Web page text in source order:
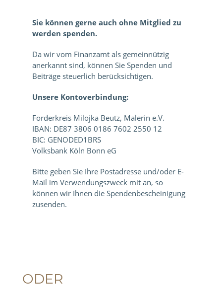
Sie können gerne auch ohne Mitglied zu
werden spenden.
Da wir vom Finanzamt als gemeinnützig
anerkannt sind, können Sie Spenden und
Beiträge steuerlich berücksichtigen.
Unsere Kontoverbindung:
Förderkreis Milojka Beutz, Malerin e.V.
IBAN: DE87 3806 0186 7602 2550 12
BIC: GENODED1BRS
Volksbank Köln Bonn eG
Bitte geben Sie Ihre Postadresse und/oder E-
Mail im Verwendungszweck mit an, so
können wir Ihnen die Spendenbescheinigung
zusenden.
ODER